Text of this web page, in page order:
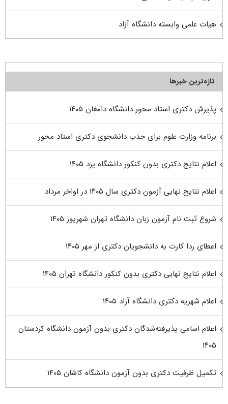
هیات علمی وابسته دانشگاه آزاد
تازه‌ترین خبرها
پذیرش دکتری استاد محور دانشگاه دامغان ۱۴۰۵
برنامه وزارت علوم برای جذب دانشجوی دکتری استاد محور
اعلام نتایج دکتری بدون کنکور دانشگاه یزد ۱۴۰۵
اعلام نتایج نهایی آزمون دکتری سال ۱۴۰۵ در اواخر مرداد
شروع ثبت نام آزمون زبان دانشگاه تهران شهریور ۱۴۰۵
اعطای ردا کارت به دانشجویان دکتری از مهر ۱۴۰۵
اعلام نتایج نهایی دکتری بدون کنکور دانشگاه تهران ۱۴۰۵
اعلام شهریه دکتری دانشگاه آزاد ۱۴۰۵
اعلام اسامی پذیرفته‌شدگان دکتری بدون آزمون دانشگاه کردستان
۱۴۰۵
تکمیل ظرفیت دکتری بدون آزمون دانشگاه کاشان ۱۴۰۵